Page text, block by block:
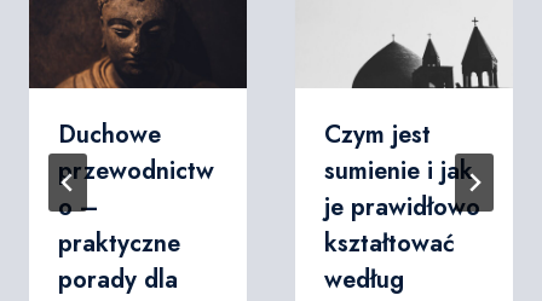
Duchowe
przewodnictw
o –
praktyczne
porady dla
Czym jest
sumienie i jak
je prawidłowo
kształtować
według